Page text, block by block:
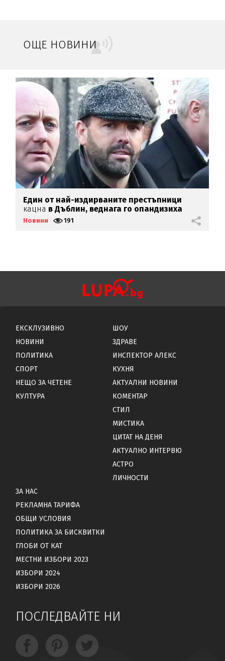
ОЩЕ НОВИНИ
Един от най-издирваните престъпници
кацна в Дъблин, веднага го опандизиха
Новини 191
ЕКСКЛУЗИВНО
НОВИНИ
ПОЛИТИКА
СПОРТ
НЕЩО ЗА ЧЕТЕНЕ
КУЛТУРА
ШОУ
ЗДРАВЕ
ИНСПЕКТОР АЛЕКС
КУХНЯ
АКТУАЛНИ НОВИНИ
КОМЕНТАР
СТИЛ
МИСТИКА
ЦИТАТ НА ДЕНЯ
АКТУАЛНО ИНТЕРВЮ
АСТРО
ЛИЧНОСТИ
ЗА НАС
РЕКЛАМНА ТАРИФА
ОБЩИ УСЛОВИЯ
ПОЛИТИКА ЗА БИСКВИТКИ
ГЛОБИ ОТ КАТ
МЕСТНИ ИЗБОРИ 2023
ИЗБОРИ 2024
ИЗБОРИ 2026
ПОСЛЕДВАЙТЕ НИ